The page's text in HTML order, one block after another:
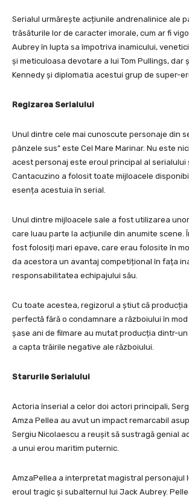
Serialul urmărește acțiunile andrenalinice ale
trăsăturile lor de caracter imorale, cum ar fi
Aubrey în lupta sa împotriva inamicului,
și meticuloasa devotare a lui Tom Pullings, dar
Kennedy și diplomatia acestui grup de super-
Regizarea Serialului
Unul dintre cele mai cunoscute personaje din
pânzele sus” este Cel Mare Marinar. Nu este
acest personaj este eroul principal al serialului
Cantacuzino a folosit toate mijloacele
esența acestuia în serial.
Unul dintre mijloacele sale a fost utilizarea
care luau parte la acțiunile din anumite scene.
fost folosiți mari epave, care erau folosite în
da acestora un avantaj competițional în fața
responsabilitatea echipajului său.
Cu toate acestea, regizorul a știut că
perfectă fără o condamnare a războiului în mod
șase ani de filmare au mutat producția dintr-
a capta trăirile negative ale războiului.
Starurile Serialului
Actoria înserial a celor doi actori principali,
Amza Pellea au avut un impact remarcabil
Sergiu Nicolaescu a reușit să sustragă genial
a unui erou maritim puternic.
AmzaPellea a interpretat magistral personajul
eroul tragic și subalternul lui Jack Aubrey.